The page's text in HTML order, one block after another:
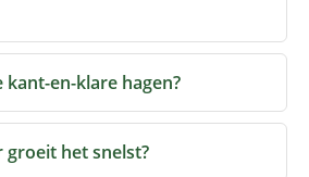
en-klare hagen?
groeit het snelst?